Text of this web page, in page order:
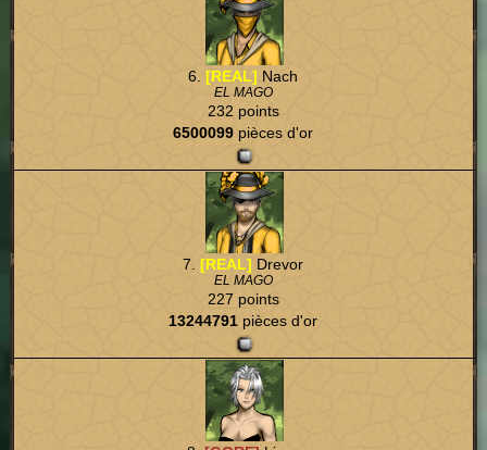
6.[REAL] Nach
EL MAGO
232 points
6500099 pièces d'or
7.[REAL] Drevor
EL MAGO
227 points
13244791 pièces d'or